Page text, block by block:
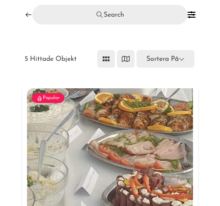
Search
5 Hittade Objekt Sortera På
Popular